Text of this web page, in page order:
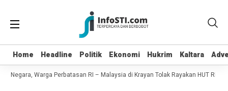
Home Headline Politik Ekonomi Hukrim Kaltara
Home Headline Politik Ekonomi Hukrim Kaltara
Negara, Warga Perbatasan RI – Malaysia di Krayan Tolak Rayakan HUT RI 81